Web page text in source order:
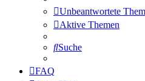
Unbeantwortete
Aktive Themen
Suche
FAQ